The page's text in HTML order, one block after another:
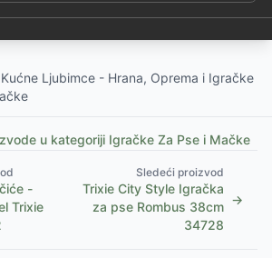
Ljubimce - Hrana, Oprema i Igračke
u kategoriji Igračke Za Pse i Mačke
-
Trixie
Sledeći proizvod
Trixie City Style Igračka
za pse Rombus 38cm
34728
→